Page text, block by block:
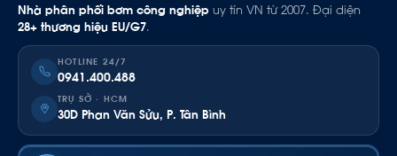
Nhà phân phối bơm công nghiệp uy tín VN từ 2007. Đại diện
28+ thương hiệu EU/G7.
HOTLINE 24/7
0941.400.488
TRỤ SỞ · HCM
30D Phan Văn Sửu, P. Tân Bình